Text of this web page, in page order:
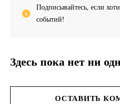
Подписывайтесь, если
событий!
Здесь пока нет ни
ОСТАВИТЬ